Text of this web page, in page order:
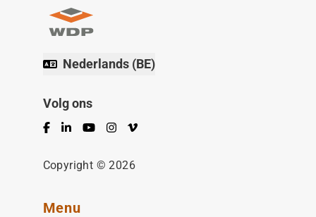
Nederlands (BE)
Volg ons
Facebook
LinkedInYouTubeInstagram
Vimeo
Copyright © 2026
Menu